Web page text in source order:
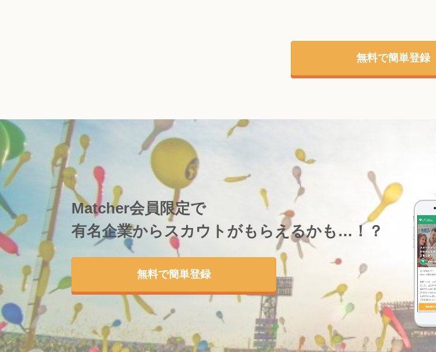
無料で簡単登録
Matcher会員限定で
有名企業からスカウトがもらえるかも…！？
無料で簡単登録